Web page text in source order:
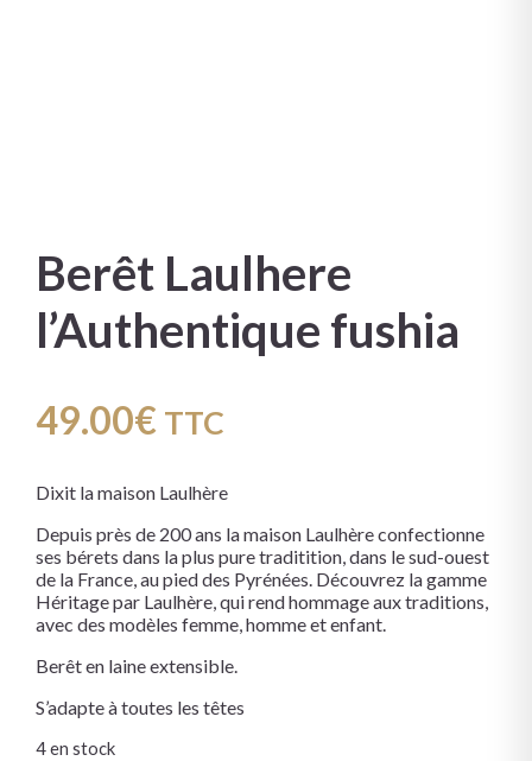
Berêt Laulhere
l’Authentique fushia
49.00€ TTC
Dixit la maison Laulhère
Depuis près de 200 ans la maison Laulhère confectionne
ses bérets dans la plus pure traditition, dans le sud-ouest
de la France, au pied des Pyrénées. Découvrez la gamme
Héritage par Laulhère, qui rend hommage aux traditions,
avec des modèles femme, homme et enfant.
Berêt en laine extensible.
S’adapte à toutes les têtes
4 en stock